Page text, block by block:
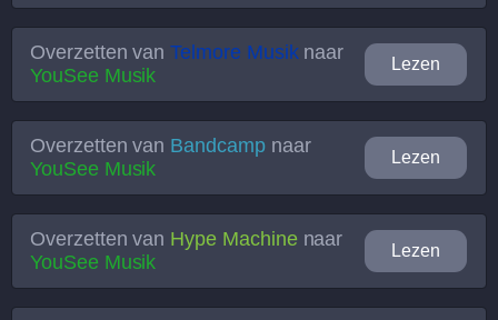
Overzetten vanTelmore Musiknaar
YouSee Musik
Lezen
Overzetten van Bandcampnaar
YouSee Musik
Lezen
Overzetten van Hype Machinenaar
YouSee Musik
Lezen